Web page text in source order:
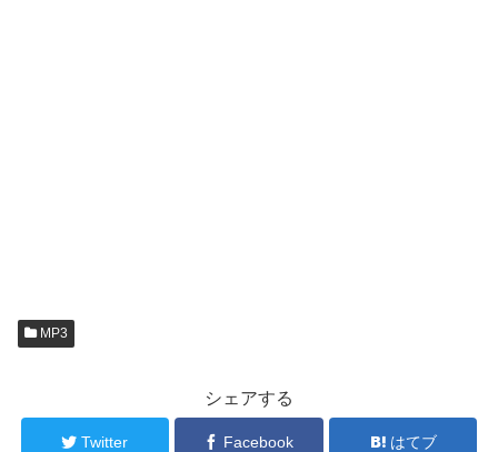
MP3
シェアする
Twitter Facebook はてブ